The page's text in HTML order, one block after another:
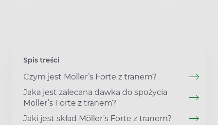
Spis treści
Czym jest Möller’s Forte z tranem?
Jaka jest zalecana dawka do spożycia
Möller’s Forte z tranem?
Jaki jest skład Möller’s Forte z tranem?